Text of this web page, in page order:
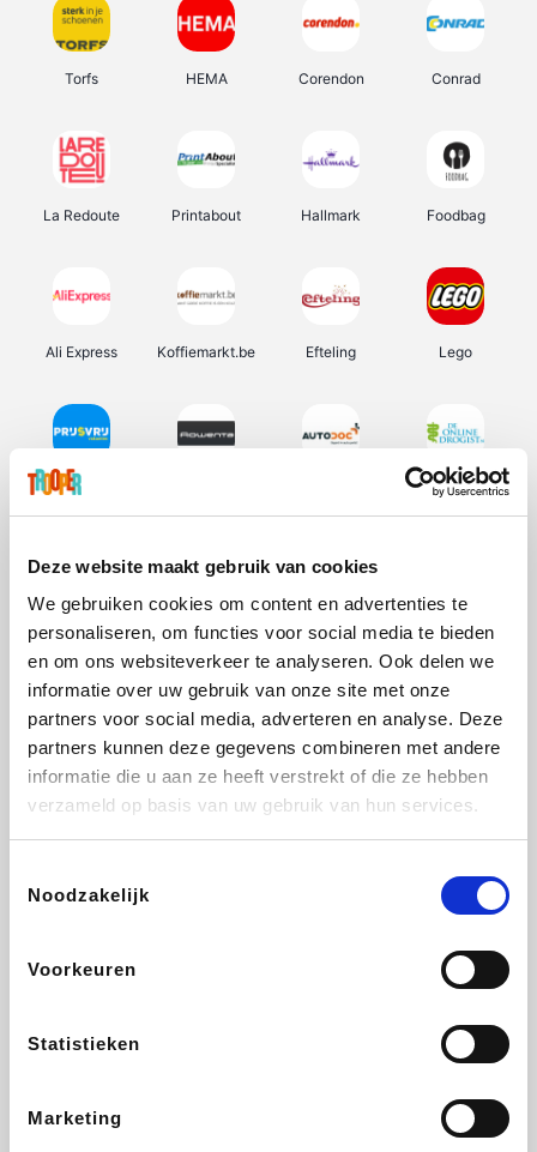
Deze website maakt gebruik van cookies
We gebruiken cookies om content en advertenties te
personaliseren, om functies voor social media te bieden
en om ons websiteverkeer te analyseren. Ook delen we
informatie over uw gebruik van onze site met onze
partners voor social media, adverteren en analyse. Deze
partners kunnen deze gegevens combineren met andere
informatie die u aan ze heeft verstrekt of die ze hebben
verzameld op basis van uw gebruik van hun services.
Noodzakelijk
Voorkeuren
Statistieken
Marketing
Torfs HEMA Corendon Conrad
La Redoute Printabout Hallmark Foodbag
Ali Express Koffiemarkt.be Efteling Lego
Prijsvrij De Online Drogist
Vidaxl Lampenlicht.be Adidas Hotels.com
DectDirect
Brussels Airlines
ZEB Get Your Guide